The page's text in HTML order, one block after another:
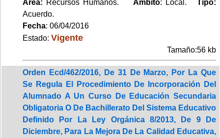
Area: Recursos Humanos. Ambito: Local.
Tipo:
Acuerdo.
Fecha: 06/04/2016
Estado: Vigente
Tamaño:56 kb
Orden Ecd/462/2016, De 31 De Marzo, Por La Que
Se Regula El Procedimiento De Incorporación Del
Alumnado A Un Curso De Educación Secundaria
Obligatoria O De Bachillerato Del Sistema Educativo
Definido Por La Ley Orgánica 8/2013, De 9 De
Diciembre, Para La Mejora De La Calidad Educativa,